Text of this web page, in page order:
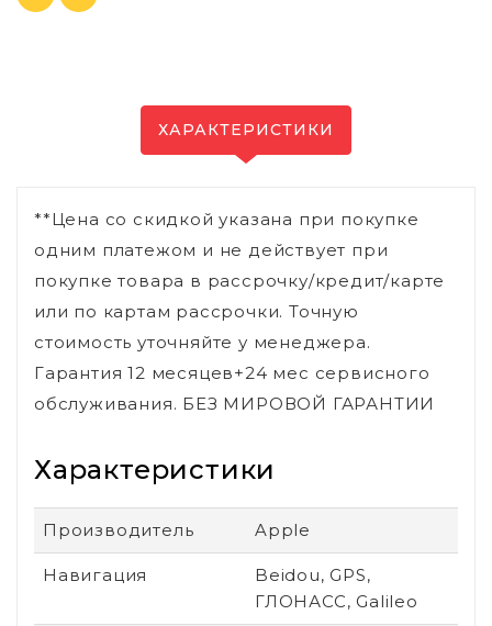
ХАРАКТЕРИСТИКИ
**Цена со скидкой указана при покупке
одним платежом и не действует при
покупке товара в рассрочку/кредит/карте
или по картам рассрочки. Точную
стоимость уточняйте у менеджера.
Гарантия 12 месяцев+24 мес сервисного
обслуживания. БЕЗ МИРОВОЙ ГАРАНТИИ
Характеристики
Производитель Apple
Навигация
Beidou, GPS,
ГЛОНАСС, Galileo